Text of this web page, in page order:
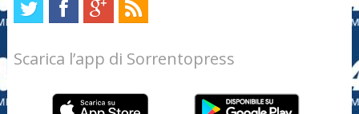
Scarica l’app di Sorrentopress